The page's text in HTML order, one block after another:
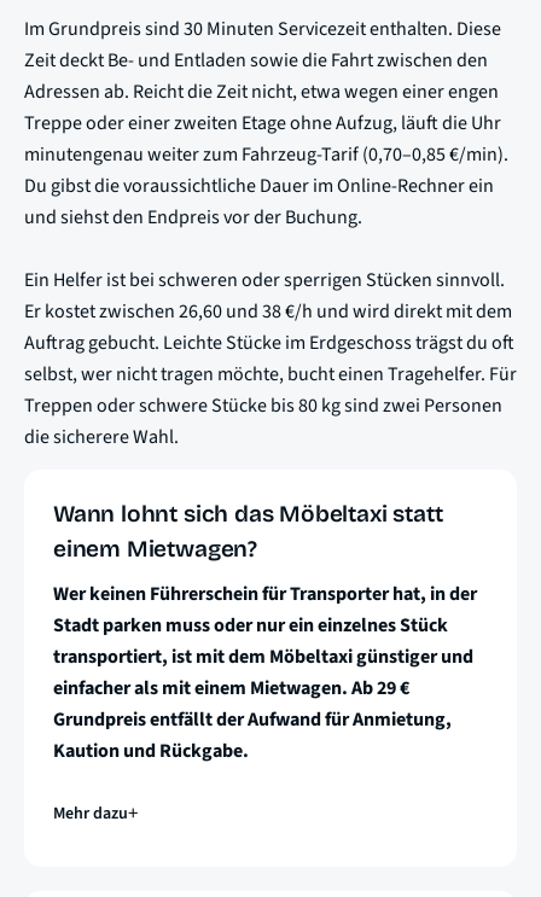
Im Grundpreis sind 30 Minuten Servicezeit enthalten. Diese
Zeit deckt Be- und Entladen sowie die Fahrt zwischen den
Adressen ab. Reicht die Zeit nicht, etwa wegen einer engen
Treppe oder einer zweiten Etage ohne Aufzug, läuft die Uhr
minutengenau weiter zum Fahrzeug-Tarif (0,70–0,85 €/min).
Du gibst die voraussichtliche Dauer im Online-Rechner ein
und siehst den Endpreis vor der Buchung.
Ein Helfer ist bei schweren oder sperrigen Stücken sinnvoll.
Er kostet zwischen 26,60 und 38 €/h und wird direkt mit dem
Auftrag gebucht. Leichte Stücke im Erdgeschoss trägst du oft
selbst, wer nicht tragen möchte, bucht einen Tragehelfer. Für
Treppen oder schwere Stücke bis 80 kg sind zwei Personen
die sicherere Wahl.
Wann lohnt sich das Möbeltaxi statt
einem Mietwagen?
Wer keinen Führerschein für Transporter hat, in der
Stadt parken muss oder nur ein einzelnes Stück
transportiert, ist mit dem Möbeltaxi günstiger und
einfacher als mit einem Mietwagen. Ab 29 €
Grundpreis entfällt der Aufwand für Anmietung,
Kaution und Rückgabe.
Mehr dazu